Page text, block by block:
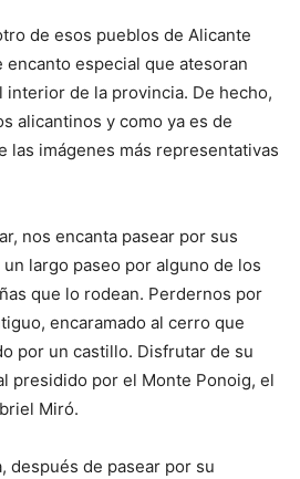
de esos pueblos de Alicante
encanto especial que atesoran
interior de la provincia. De hecho,
alicantinos y como ya es de
las imágenes más representativas
nos encanta pasear por sus
largo paseo por alguno de los
que lo rodean. Perdernos por
encaramado al cerro que
por un castillo. Disfrutar de su
presidido por el Monte Ponoig, el
Miró.
después de pasear por su